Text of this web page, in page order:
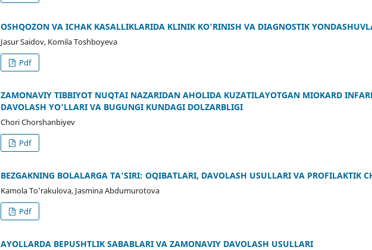
OSHQOZON VA ICHAK KASALLIKLARIDA KLINIK KO'RINISH VA DIAGNOSTIK
Jasur Saidov, Komila Toshboyeva
Pdf
ZAMONAVIY TIBBIYOT NUQTAI NAZARIDAN AHOLIDA KUZATILAYOTGAN MIOKARD
DAVOLASH YO‘LLARI VA BUGUNGI KUNDAGI DOLZARBLIGI
Chori Chorshanbiyev
Pdf
BEZGAKNING BOLALARGA TA'SIRI: OQIBATLARI, DAVOLASH USULLARI VA PROFILAKTIK
Kamola To'rakulova, Jasmina Abdumurotova
Pdf
AYOLLARDA BEPUSHTLIK SABABLARI VA ZAMONAVIY DAVOLASH USULLARI